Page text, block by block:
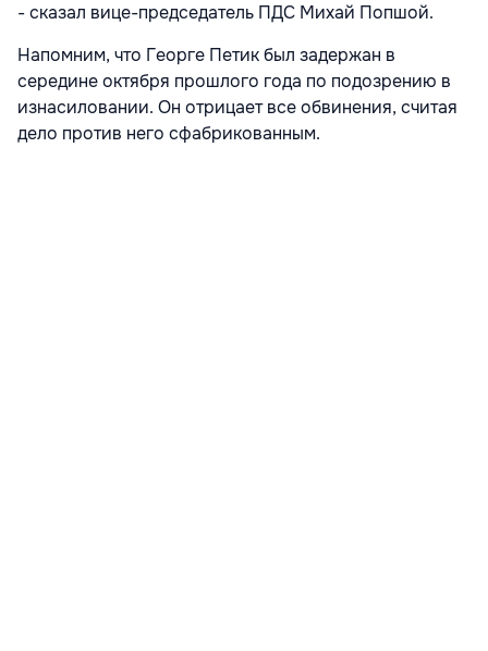
- сказал вице-председатель ПДС Михай Попшой.
Напомним, что Георге Петик был задержан в
середине октября прошлого года по подозрению в
изнасиловании. Он отрицает все обвинения, считая
дело против него сфабрикованным.